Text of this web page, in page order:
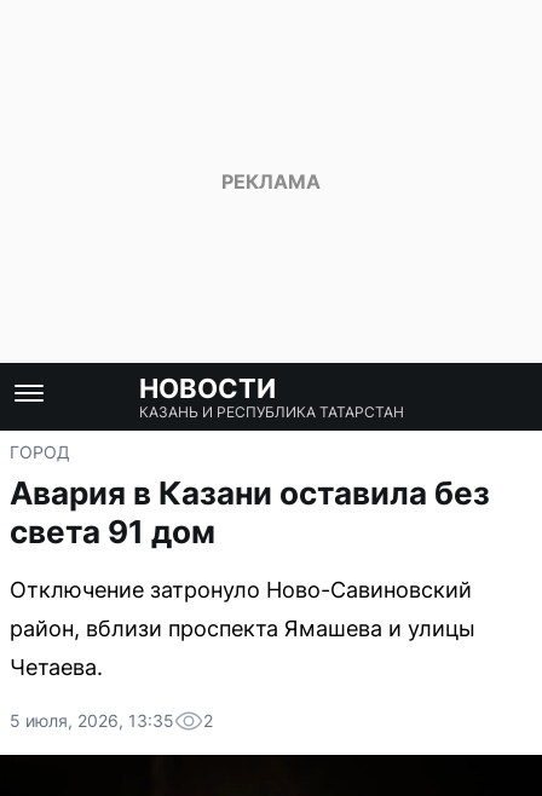
НОВОСТИ
КАЗАНЬ И РЕСПУБЛИКА ТАТАРСТАН
ГОРОД
Авария в Казани оставила без
света 91 дом
Отключение затронуло Ново-Савиновский
район, вблизи проспекта Ямашева и улицы
Четаева.
5 июля, 2026, 13:35 2